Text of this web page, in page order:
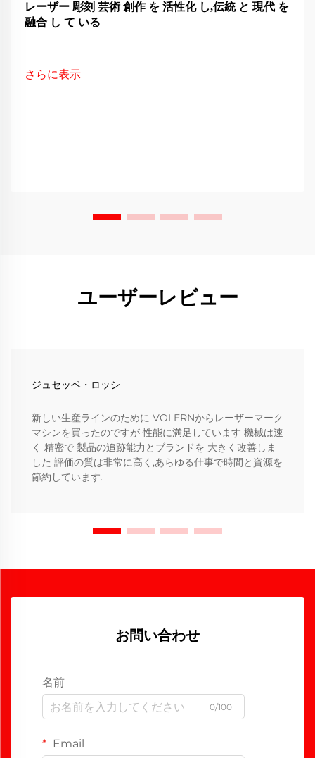
レーザー 彫刻 芸術 創作 を 活性化 し,伝統 と 現代 を
融合 し て いる
さらに表示
ユーザーレビュー
ジュセッペ・ロッシ
新しい生産ラインのために VOLERNからレーザーマーク
マシンを買ったのですが 性能に満足しています 機械は速
く 精密で 製品の追跡能力とブランドを 大きく改善しま
した 評価の質は非常に高く,あらゆる仕事で時間と資源を
節約しています.
お問い合わせ
名前
0/100
Email